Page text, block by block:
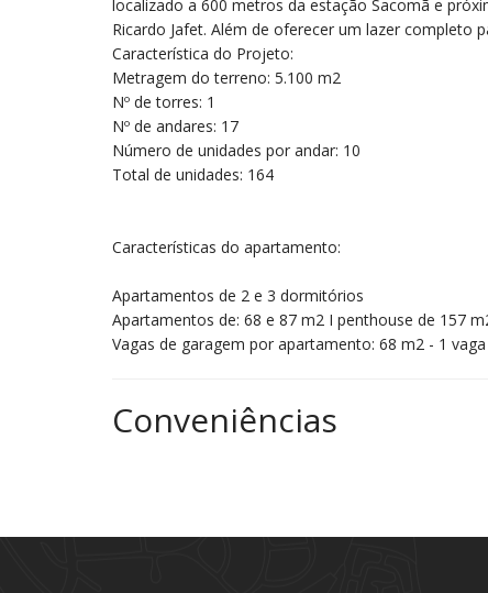
localizado a 600 metros da estação Sacomã e
Ricardo Jafet. Além de oferecer um lazer completo
Característica do Projeto:
Metragem do terreno: 5.100 m2
Nº de torres: 1
Nº de andares: 17
Número de unidades por andar: 10
Total de unidades: 164
Características do apartamento:
Apartamentos de 2 e 3 dormitórios
Apartamentos de: 68 e 87 m2 I penthouse de 157
Vagas de garagem por apartamento: 68 m2 - 1
Conveniências